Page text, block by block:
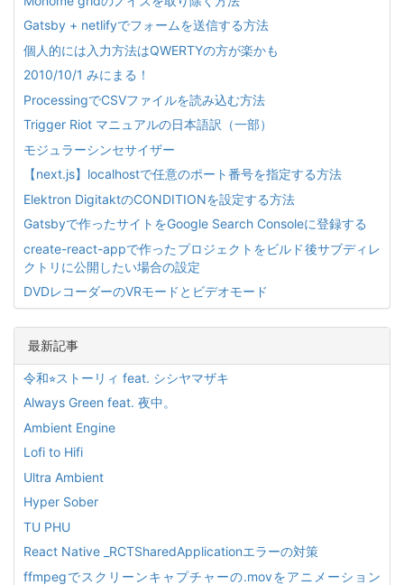
Gatsby + netlifyでフォームを送信する方法
個人的には入力方法はQWERTYの方が楽かも
2010/10/1 みにまる！
ProcessingでCSVファイルを読み込む方法
Trigger Riot マニュアルの日本語訳（一部）
モジュラーシンセサイザー
【next.js】localhostで任意のポート番号を指定する方法
Elektron DigitaktのCONDITIONを設定する方法
Gatsbyで作ったサイトをGoogle Search Consoleに登録する
create-react-appで作ったプロジェクトをビルド後サブディレ
クトリに公開したい場合の設定
DVDレコーダーのVRモードとビデオモード
最新記事
令和⭐︎ストーリィ feat. シシヤマザキ
Always Green feat. 夜中。
Ambient Engine
Lofi to Hifi
Ultra Ambient
Hyper Sober
TU PHU
React Native _RCTSharedApplicationエラーの対策
ffmpegでスクリーンキャプチャーの.movをアニメーション